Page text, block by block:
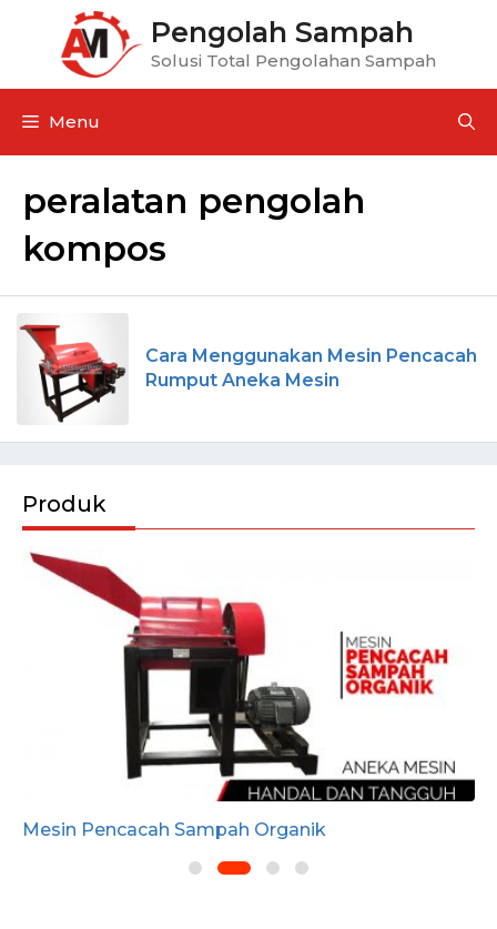
Pengolah Sampah
Solusi Total Pengolahan Sampah
Menu
peralatan pengolah
kompos
Cara Menggunakan Mesin Pencacah
Rumput Aneka Mesin
Produk
Mesin Pencacah Sampah Organik